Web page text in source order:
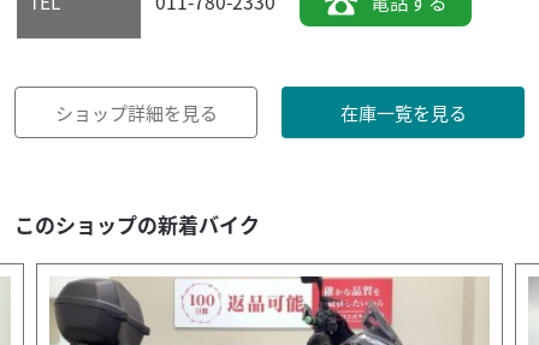
ショップ詳細を見る 在庫一覧を見る
このショップの新着バイク